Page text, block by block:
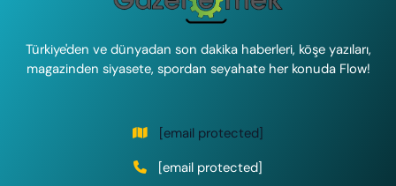
Türkiye'den ve dünyadan son dakika haberleri, köşe yazıları,
magazinden siyasete, spordan seyahate her konuda Flow!
[email protected]
[email protected]